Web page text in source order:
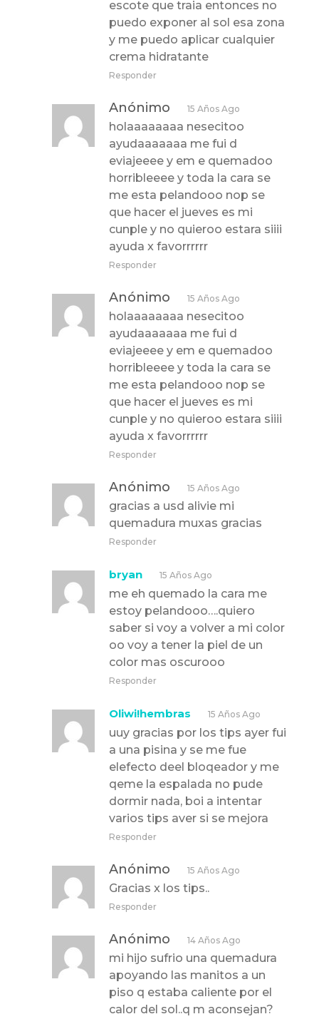
escote que traia entonces no
puedo exponer al sol esa zona
y me puedo aplicar cualquier
crema hidratante
Responder
Anónimo 15 Años Ago
holaaaaaaaa nesecitoo
ayudaaaaaaa me fui d
eviajeeee y em e quemadoo
horribleeee y toda la cara se
me esta pelandooo nop se
que hacer el jueves es mi
cunple y no quieroo estara siiii
ayuda x favorrrrrr
Responder
Anónimo 15 Años Ago
holaaaaaaaa nesecitoo
ayudaaaaaaa me fui d
eviajeeee y em e quemadoo
horribleeee y toda la cara se
me esta pelandooo nop se
que hacer el jueves es mi
cunple y no quieroo estara siiii
ayuda x favorrrrrr
Responder
Anónimo 15 Años Ago
gracias a usd alivie mi
quemadura muxas gracias
Responder
bryan 15 Años Ago
me eh quemado la cara me
estoy pelandooo….quiero
saber si voy a volver a mi color
oo voy a tener la piel de un
color mas oscurooo
Responder
Oliwi!hembras 15 Años Ago
uuy gracias por los tips ayer fui
a una pisina y se me fue
elefecto deel bloqeador y me
qeme la espalada no pude
dormir nada, boi a intentar
varios tips aver si se mejora
Responder
Anónimo 15 Años Ago
Gracias x los tips..
Responder
Anónimo 14 Años Ago
mi hijo sufrio una quemadura
apoyando las manitos a un
piso q estaba caliente por el
calor del sol..q m aconsejan?